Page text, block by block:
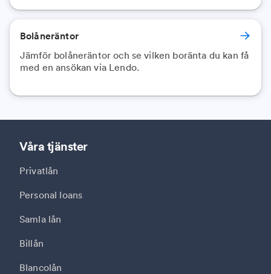
Bolåneräntor
Jämför bolåneräntor och se vilken boränta du kan få
med en ansökan via Lendo.
Våra tjänster
Privatlån
Personal loans
Samla lån
Billån
Blancolån